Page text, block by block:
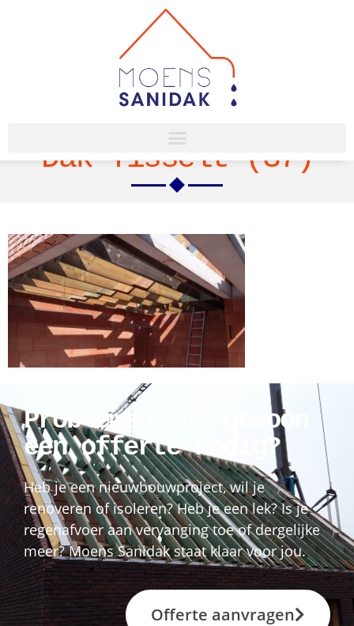
Dak Tisselt (37)
Problemen? Of gewoon
een offerte nodig?
Heb je een nieuwbouwproject, wil je
renoveren of isoleren? Heb je een lek? Is je
regenafvoer aan vervanging toe of dergelijke
meer? Moens Sanidak staat klaar voor jou.
Offerte aanvragen